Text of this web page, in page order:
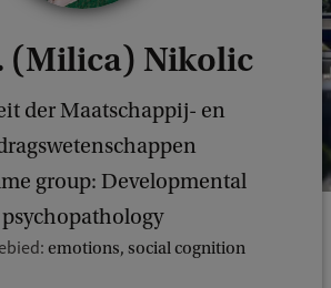
(Milica) Nikolic
der Maatschappij- en
group: Developmental
psychopathology
emotions, social cognition